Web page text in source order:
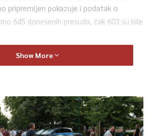
pripremljen pokazuje i podatak o
645 donesenih presuda, čak 603 su bile
predmeta bilježi blagi pad od
statistika i struktura kriminala u
najveći problem ostaje nasilje u
Show More